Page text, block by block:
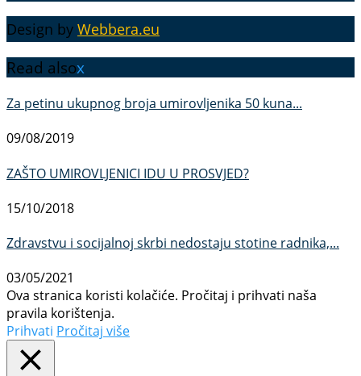
Design by Webbera.eu
Read alsox
Za petinu ukupnog broja umirovljenika 50 kuna...
09/08/2019
ZAŠTO UMIROVLJENICI IDU U PROSVJED?
15/10/2018
Zdravstvu i socijalnoj skrbi nedostaju stotine radnika,...
03/05/2021
Ova stranica koristi kolačiće. Pročitaj i prihvati naša
pravila korištenja.
Prihvati Pročitaj više